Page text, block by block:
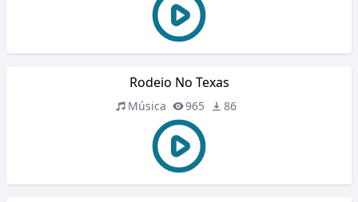
Rodeio No Texas
Música 965 86